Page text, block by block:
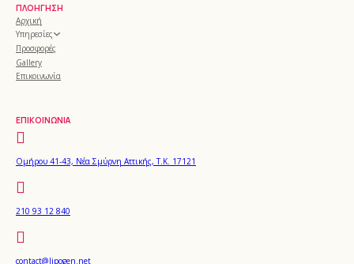
ΠΛΟΉΓΗΣΗ
Αρχική
Υπηρεσίες
Προσφορές
Gallery
Επικοινωνία
ΕΠΙΚΟΙΝΩΝΊΑ
Ομήρου 41-43, Νέα Σμύρνη Αττικής, Τ.Κ. 17121
210 93 12 840
contact@lipogen.net